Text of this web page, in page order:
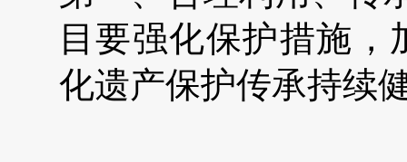
目要强化保护措施
化遗产保护传承持续